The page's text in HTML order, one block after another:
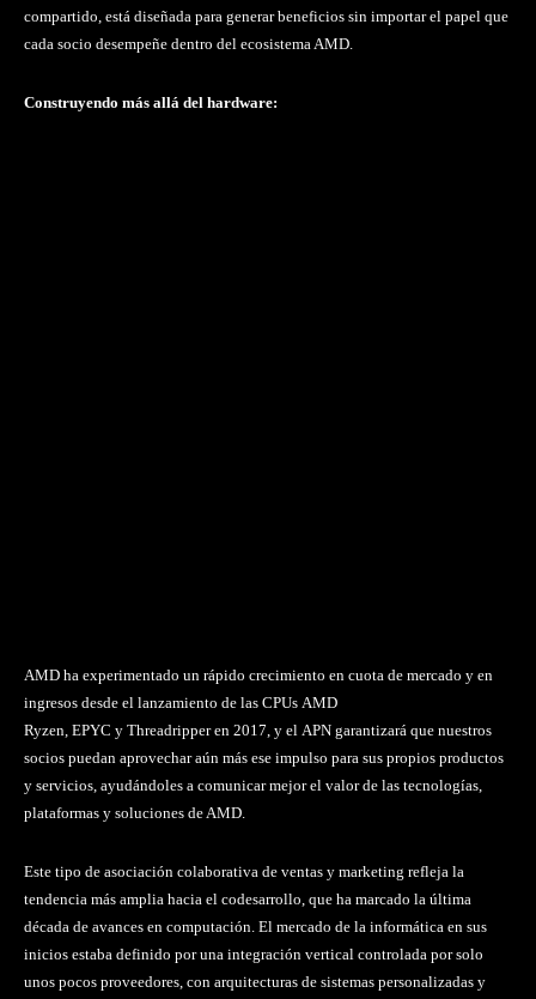
compartido, está diseñada para generar beneficios sin importar el papel que
cada socio desempeñe dentro del ecosistema AMD.
Construyendo más allá del hardware:
AMD ha experimentado un rápido crecimiento en cuota de mercado y en
ingresos desde el lanzamiento de las CPUs AMD
Ryzen, EPYC y Threadripper en 2017, y el APN garantizará que nuestros
socios puedan aprovechar aún más ese impulso para sus propios productos
y servicios, ayudándoles a comunicar mejor el valor de las tecnologías,
plataformas y soluciones de AMD.
Este tipo de asociación colaborativa de ventas y marketing refleja la
tendencia más amplia hacia el codesarrollo, que ha marcado la última
década de avances en computación. El mercado de la informática en sus
inicios estaba definido por una integración vertical controlada por solo
unos pocos proveedores, con arquitecturas de sistemas personalizadas y